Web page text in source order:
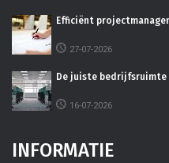
Efficiënt
27-07-2026
De juiste bedrijfsruimte
16-07-2026
INFORMATIE